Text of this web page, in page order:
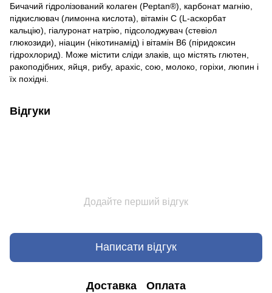
Бичачий гідролізований колаген (Peptan®), карбонат магнію,
підкислювач (лимонна кислота), вітамін C (L-аскорбат
кальцію), гіалуронат натрію, підсолоджувач (стевіол
глюкозиди), ніацин (нікотинамід) і вітамін B6 (піридоксин
гідрохлорид). Може містити сліди злаків, що містять глютен,
ракоподібних, яйця, рибу, арахіс, сою, молоко, горіхи, люпин і
їх похідні.
Відгуки
Додайте перший відгук
Написати відгук
Доставка Оплата